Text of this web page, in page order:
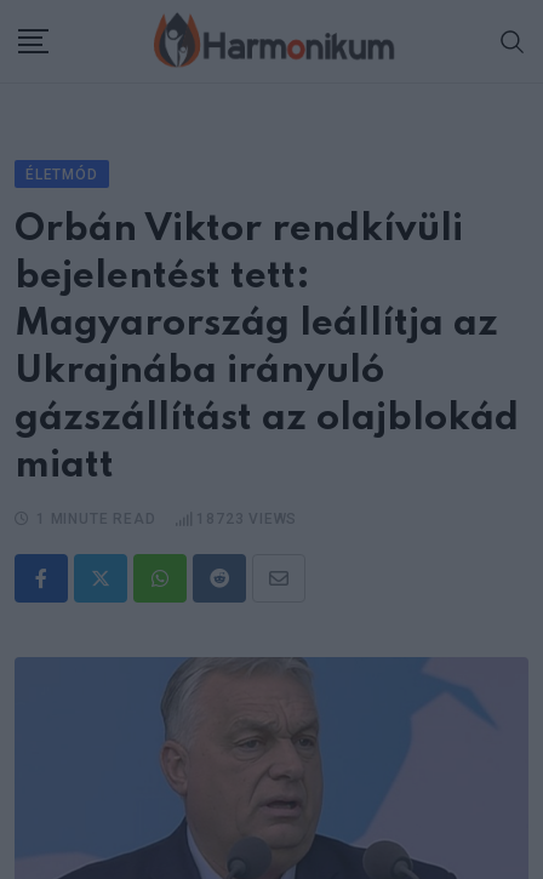
ÉLETMÓD
Orbán Viktor rendkívüli
bejelentést tett:
Magyarország leállítja az
Ukrajnába irányuló
gázszállítást az olajblokád
miatt
WhatsappRedditShare
Email